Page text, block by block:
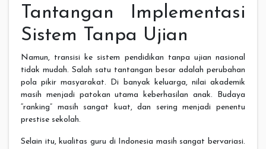
Tantangan Implementasi
Sistem Tanpa Ujian
Namun, transisi ke sistem pendidikan tanpa ujian nasional
tidak mudah. Salah satu tantangan besar adalah perubahan
pola pikir masyarakat. Di banyak keluarga, nilai akademik
masih menjadi patokan utama keberhasilan anak. Budaya
“ranking” masih sangat kuat, dan sering menjadi penentu
prestise sekolah.
Selain itu, kualitas guru di Indonesia masih sangat bervariasi.